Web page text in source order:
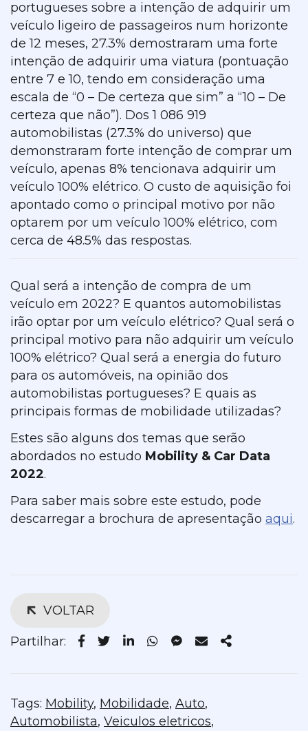
portugueses sobre a intenção de adquirir um
veículo ligeiro de passageiros num horizonte
de 12 meses, 27.3% demostraram uma forte
intenção de adquirir uma viatura (pontuação
entre 7 e 10, tendo em consideração uma
escala de “0 – De certeza que sim” a “10 – De
certeza que não”). Dos 1 086 919
automobilistas (27.3% do universo) que
demonstraram forte intenção de comprar um
veículo, apenas 8% tencionava adquirir um
veículo 100% elétrico. O custo de aquisição foi
apontado como o principal motivo por não
optarem por um veículo 100% elétrico, com
cerca de 48.5% das respostas.
Qual será a intenção de compra de um
veículo em 2022? E quantos automobilistas
irão optar por um veículo elétrico? Qual será o
principal motivo para não adquirir um veículo
100% elétrico? Qual será a energia do futuro
para os automóveis, na opinião dos
automobilistas portugueses? E quais as
principais formas de mobilidade utilizadas?
Estes são alguns dos temas que serão
abordados no estudo Mobility & Car Data
2022.
Para saber mais sobre este estudo, pode
descarregar a brochura de apresentação aqui.
VOLTAR
Partilhar:
Tags: Mobility, Mobilidade, Auto,
Automobilista, Veiculos eletricos,